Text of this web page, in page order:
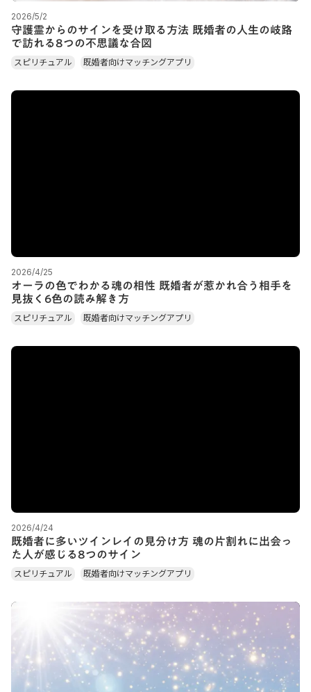
2026/5/2
守護霊からのサインを受け取る方法 既婚者の人生の岐路
で訪れる8つの不思議な合図
スピリチュアル 既婚者向けマッチングアプリ
2026/4/25
オーラの色でわかる魂の相性 既婚者が惹かれ合う相手を
見抜く6色の読み解き方
スピリチュアル 既婚者向けマッチングアプリ
2026/4/24
既婚者に多いツインレイの見分け方 魂の片割れに出会っ
た人が感じる8つのサイン
スピリチュアル 既婚者向けマッチングアプリ